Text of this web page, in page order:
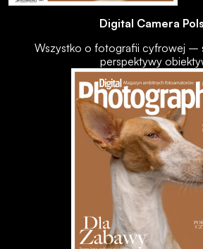
Digital Camera
Wszystko o fotografii cyfrowej –
perspektywy